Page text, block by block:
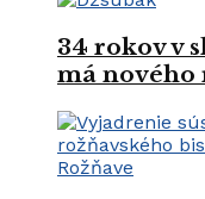
34 rokov v
má nového